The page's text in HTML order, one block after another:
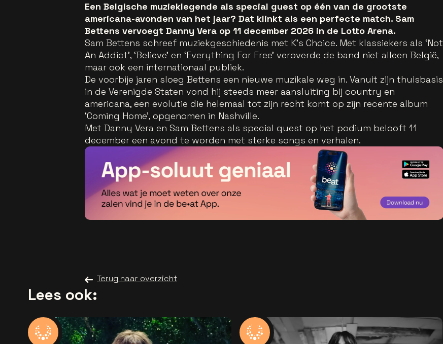
Een Belgische muzieklegende als special guest op één van de grootste
americana-avonden van het jaar? Dat klinkt als een perfecte match. Sam
Bettens vervoegt Danny Vera op 11 december 2026 in de Lotto Arena.
Sam Bettens schreef muziekgeschiedenis met K's Choice. Met klassiekers als ‘Not
An Addict’, ‘Believe' en ‘Everything For Free’ veroverde de band niet alleen België,
maar ook een internationaal publiek.
De voorbije jaren sloeg Bettens een nieuwe muzikale weg in. Vanuit zijn thuisbasis
in de Verenigde Staten vond hij steeds meer aansluiting bij country en
americana, een evolutie die helemaal tot zijn recht komt op zijn recente album
‘Coming Home’, opgenomen in Nashville.
Met Danny Vera en Sam Bettens als special guest op het podium belooft 11
december een avond te worden met sterke songs en verhalen.
Terug naar overzicht
Lees ook: